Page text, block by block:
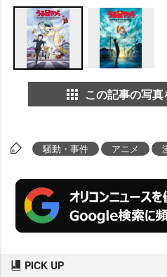
この記事の写真
騒動・事件 アニメ
PICK UP